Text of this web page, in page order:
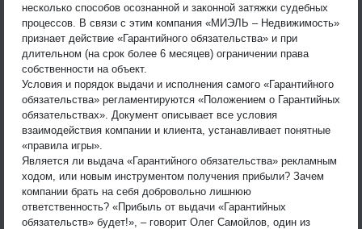
несколько способов осознанной и законной затяжки судебных
процессов. В связи с этим компания «МИЭЛЬ – Недвижимость»
признает действие «Гарантийного обязательства» и при
длительном (на срок более 6 месяцев) ограничении права
собственности на объект.
Условия и порядок выдачи и исполнения самого «Гарантийного
обязательства» регламентируются «Положением о Гарантийных
обязательствах». Документ описывает все условия
взаимодействия компании и клиента, устанавливает понятные
«правила игры».
Является ли выдача «Гарантийного обязательства» рекламным
ходом, или новым инструментом получения прибыли? Зачем
компании брать на себя добровольно лишнюю
ответственность? «Прибыль от выдачи «Гарантийных
обязательств» будет!», – говорит Олег Самойлов, один из